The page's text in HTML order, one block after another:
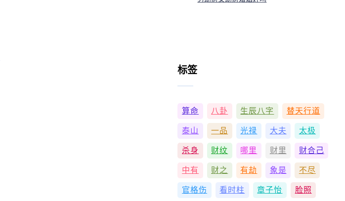
标签
算命 八卦 生辰八字 替天行道
泰山 一品 光禄 大夫 太极
杀身 财纹 哪里 财里 财合己
中有 财之 有劫 象是 不尽
官格伤 看时柱 章子怡 脸照